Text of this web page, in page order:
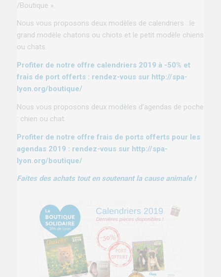
/Boutique ».
Nous vous proposons deux modèles de calendriers : le
grand modèle chatons ou chiots et le petit modèle chiens
ou chats.
Profiter de notre offre calendriers 2019 à -50% et
frais de port offerts : rendez-vous sur http://spa-
lyon.org/boutique/
Nous vous proposons deux modèles d’agendas de poche
: chien ou chat.
Profiter de notre offre frais de ports offerts pour les
agendas 2019 : rendez-vous sur http://spa-
lyon.org/boutique/
Faites des achats tout en soutenant la cause animale !